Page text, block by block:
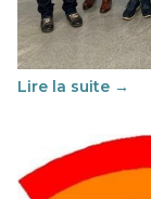
Cette année,
soutenu par
au vivre-
Lire la suite →